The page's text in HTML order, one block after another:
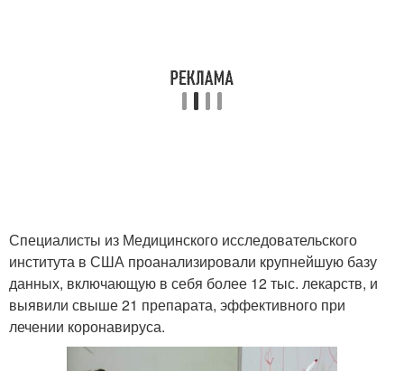
Специалисты из Медицинского исследовательского
института в США проанализировали крупнейшую базу
данных, включающую в себя более 12 тыс. лекарств, и
выявили свыше 21 препарата, эффективного при
лечении коронавируса.